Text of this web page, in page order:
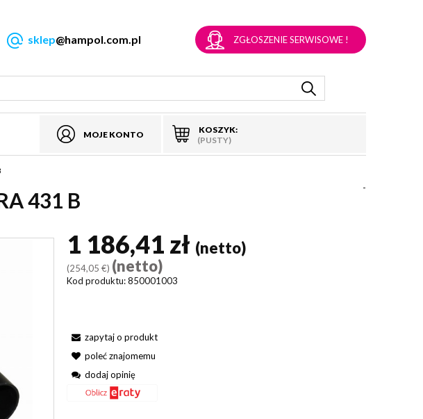
MOJE KONTO
KOSZYK:
(PUSTY)
sklep@hampol.com.pl ZGŁOSZENIE SERWISOWE !
431 B -
1 186,41 zł (netto)
(254,05 €) (netto)
Kod produktu: 850001003
zapytaj o produkt
poleć znajomemu
dodaj opinię